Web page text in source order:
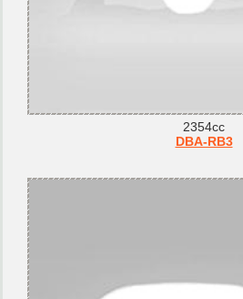
2354cc
DBA-RB3